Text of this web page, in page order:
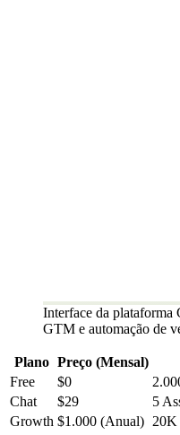
Interface da plataforma
GTM e automação de
Plano Preço (Mensal)
Free
$0
Chat
$29
5
Growth $1.000 (Anual) 20K